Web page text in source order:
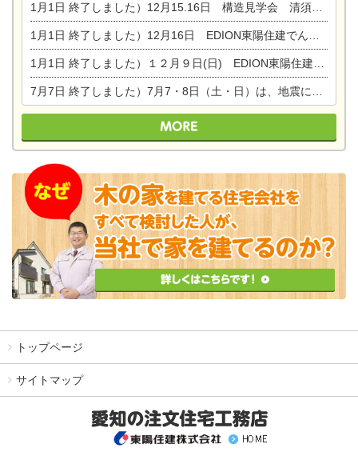
1月1日 終了しました）12月15.16日 構造見学会 清須市西枇杷島町弁天
1月1日 終了しました）12月16日 EDION東陽住建でんき OPEN第二弾イベント！！
1月1日 終了しました）１２月９日(日) EDION東陽住建でんき館プレＯＰＥＮ！＆家の修理まつり
7月7日 終了しました）7月7・8日（土・日）は、地震に強くて安心！暮らしを楽しむ東濃ひのきの平屋の家体験見学会を開催します。ぜひお越しください。
トップページ
サイトマップ